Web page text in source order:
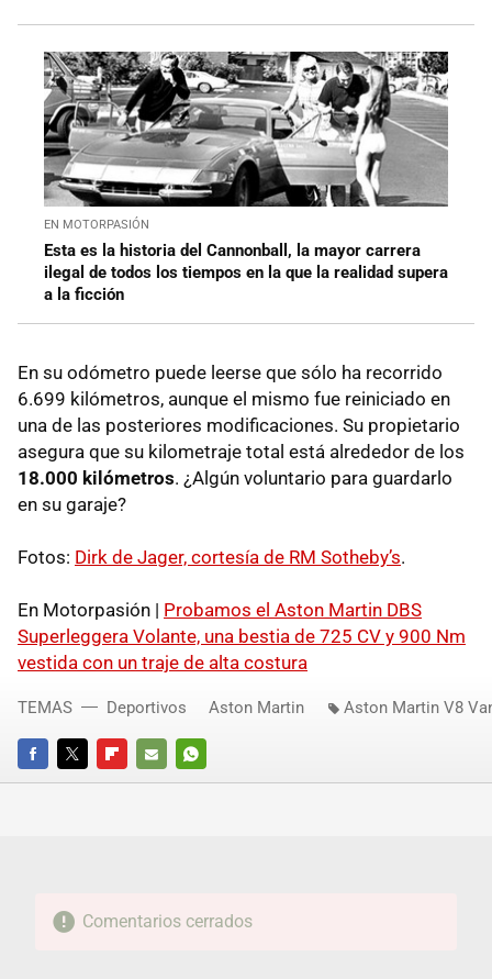
EN MOTORPASIÓN
Esta es la historia del Cannonball, la mayor carrera
ilegal de todos los tiempos en la que la realidad supera
a la ficción
En su odómetro puede leerse que sólo ha recorrido
6.699 kilómetros, aunque el mismo fue reiniciado en
una de las posteriores modificaciones. Su propietario
asegura que su kilometraje total está alrededor de los
18.000 kilómetros. ¿Algún voluntario para guardarlo
en su garaje?
Fotos: Dirk de Jager, cortesía de RM Sotheby’s.
En Motorpasión | Probamos el Aston Martin DBS
Superleggera Volante, una bestia de 725 CV y 900 Nm
vestida con un traje de alta costura
FACEBOOKTWITTERFLIPBOARD
E-
WHATSAPP
TEMAS Deportivos Aston Martin Aston Martin V8
Comentarios cerrados